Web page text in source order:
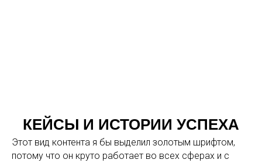
КЕЙСЫ И ИСТОРИИ УСПЕХА
Этот вид контента я бы выделил золотым шрифтом,
потому что он круто работает во всех сферах и с